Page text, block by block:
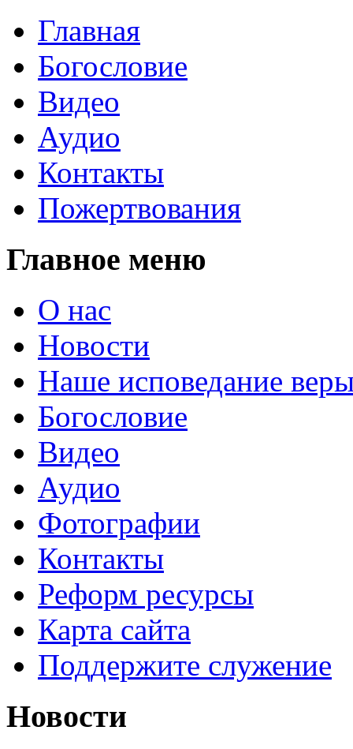
Главная
Богословие
Видео
Аудио
Контакты
Пожертвования
Главное меню
О нас
Новости
Наше исповедание
Богословие
Видео
Аудио
Фотографии
Контакты
Реформ ресурсы
Карта сайта
Поддержите служение
Новости